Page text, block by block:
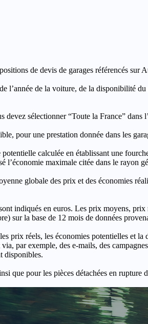
de devis de garages référencés sur
de la voiture, de la disponibilité
sélectionner “Toute la France” dans
une prestation donnée dans les
calculée en établissant une
maximale citée dans le rayon
globale des prix et des économies
indiqués en euros. Les prix moyens, prix
sur la base de 12 mois de données
prix réels, les économies potentielles et
par exemple, des e-mails, des
disponibles.
que pour les pièces détachées en rupture